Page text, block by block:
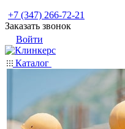
+7 (347) 266-72-21
Заказать звонок
Войти
Каталог